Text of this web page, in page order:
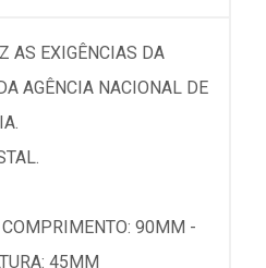
AS EXIGÊNCIAS DA
AGÊNCIA NACIONAL DE
90MM -
45MM